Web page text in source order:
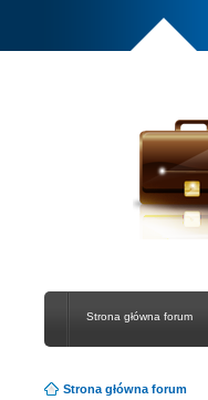
Strona główna forum
Strona główna forum